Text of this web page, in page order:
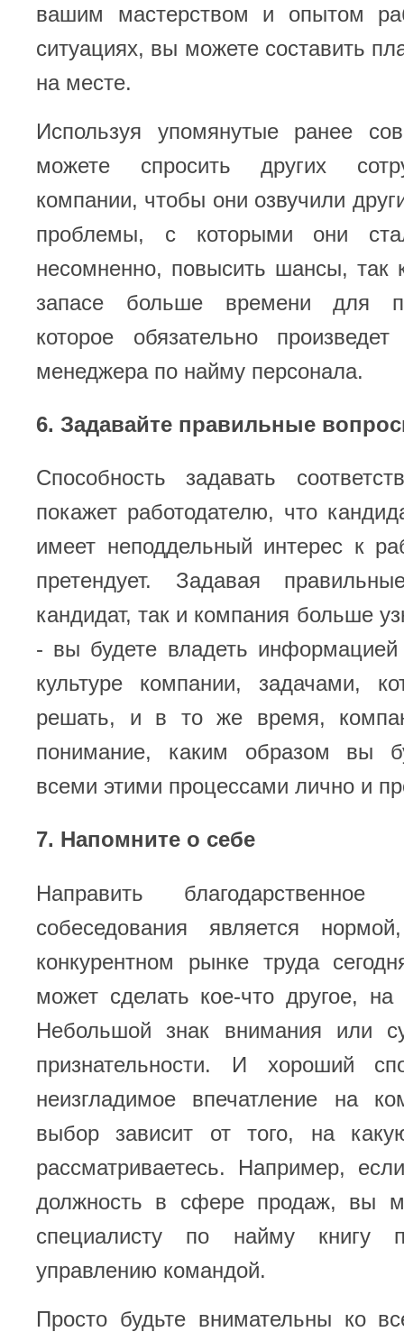
вашим мастерством и опытом
ситуациях, вы можете составить
на месте.
Используя упомянутые ранее
можете спросить других
компании, чтобы они озвучили
проблемы, с которыми они
несомненно, повысить шансы, так
запасе больше времени для
которое обязательно
менеджера по найму персонала.
6. Задавайте правильные
Способность задавать
покажет работодателю, что
имеет неподдельный интерес к
претендует. Задавая
кандидат, так и компания больше
- вы будете владеть информацией
культуре компании, задачами,
решать, и в то же время,
понимание, каким образом вы
всеми этими процессами лично и
7. Напомните о себе
Направить
собеседования является
конкурентном рынке труда
может сделать кое-что другое,
Небольшой знак внимания или
признательности. И хороший
неизгладимое впечатление на
выбор зависит от того, на
рассматриваетесь. Например,
должность в сфере продаж, вы
специалисту по найму книгу
управлению командой.
Просто будьте внимательны ко